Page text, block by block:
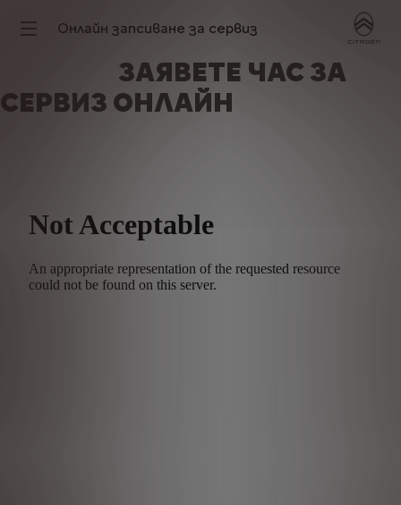
Онлайн запсиване за сервиз
ЗАЯВЕТЕ ЧАС ЗА
СЕРВИЗ ОНЛАЙН